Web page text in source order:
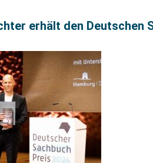
erhält den Deutschen